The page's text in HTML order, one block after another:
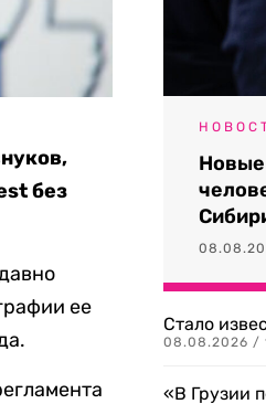
без
ее
Новые
Стало
08.08.2026 /
«В Грузии